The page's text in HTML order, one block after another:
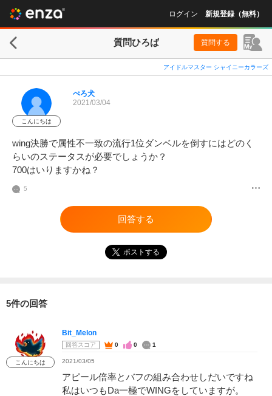
ログイン 新規登録（無料）
質問ひろば 質問する
アイドルマスター シャイニーカラーズ
こんにちは
ぺろ犬
2021/03/04
wing決勝で属性不一致の流行1位ダンベルを倒すにはどのく
らいのステータスが必要でしょうか？
700はいりますかね？
5
回答する
ポストする
5件の回答
こんにちは
Bit_Melon
回答スコア 0 0 1
2021/03/05
アピール倍率とバフの組み合わせしだいですね
私はいつもDa一極でWINGをしていますが。